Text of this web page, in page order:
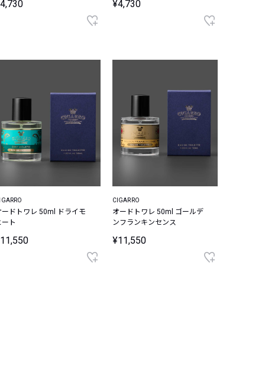
¥4,730
ードトワレ 50ml ドライモ
ート
CIGARRO
オードトワレ 50ml ゴールデ
ンフランキンセンス
¥11,550